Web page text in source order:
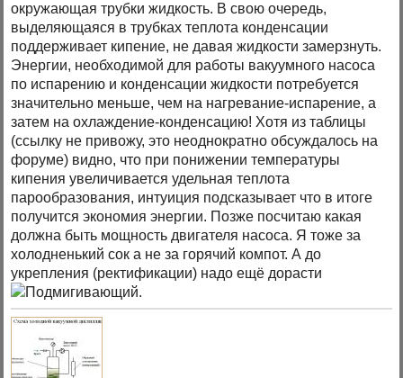
окружающая трубки жидкость. В свою очередь,
выделяющаяся в трубках теплота конденсации
поддерживает кипение, не давая жидкости замерзнуть.
Энергии, необходимой для работы вакуумного насоса
по испарению и конденсации жидкости потребуется
значительно меньше, чем на нагревание-испарение, а
затем на охлаждение-конденсацию! Хотя из таблицы
(ссылку не привожу, это неоднократно обсуждалось на
форуме) видно, что при понижении температуры
кипения увеличивается удельная теплота
парообразования, интуиция подсказывает что в итоге
получится экономия энергии. Позже посчитаю какая
должна быть мощность двигателя насоса. Я тоже за
холодненький сок а не за горячий компот. А до
укрепления (ректификации) надо ещё дорасти
.